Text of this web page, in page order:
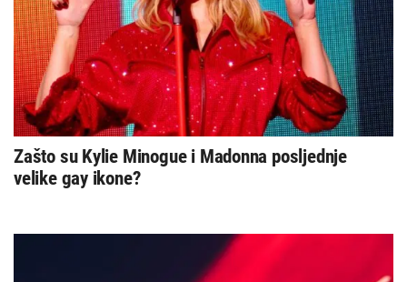
Zašto su Kylie Minogue i Madonna posljednje
velike gay ikone?